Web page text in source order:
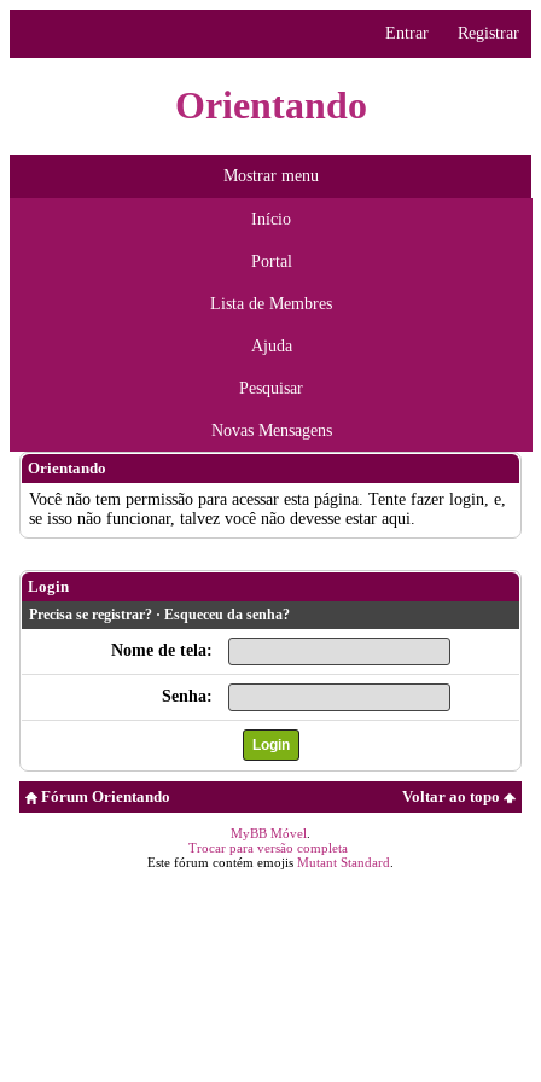
Entrar Registrar
Orientando
Mostrar menu
Início
Portal
Lista de Membres
Ajuda
Pesquisar
Novas Mensagens
Orientando
Você não tem permissão para acessar esta página. Tente fazer login, e,
se isso não funcionar, talvez você não devesse estar aqui.
Login
Precisa se registrar? · Esqueceu da senha?
Nome de tela:
Senha:
Voltar ao topo
Fórum Orientando
MyBB Móvel
Trocar para versão completa
Este fórum contém emojis Mutant Standard